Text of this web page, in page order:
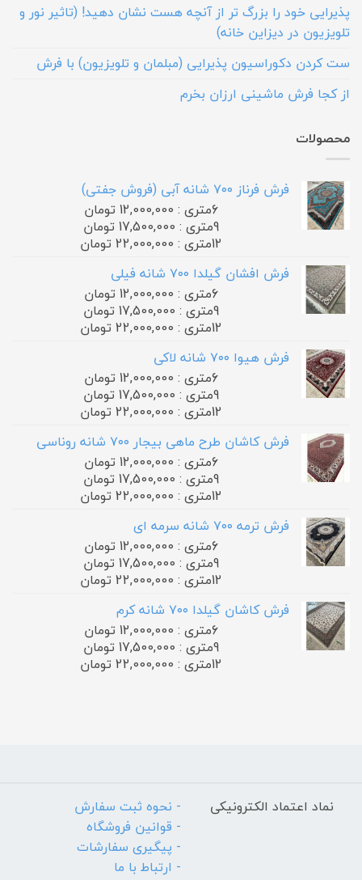
پذیرایی خود را بزرگ تر از آنچه هست نشان دهید! (تاثیر نور و
تلویزیون در دیزاین خانه)
ست کردن دکوراسیون پذیرایی (مبلمان و تلویزیون) با فرش
از کجا فرش ماشینی ارزان بخرم
محصولات
فرش فرناز ۷۰۰ شانه آبی (فروش جفتی)
6متری : 12,000,000 تومان
9متری : 17,500,000 تومان
12متری : 22,000,000 تومان
فرش افشان گیلدا ۷۰۰ شانه فیلی
6متری : 12,000,000 تومان
9متری : 17,500,000 تومان
12متری : 22,000,000 تومان
فرش هیوا ۷۰۰ شانه لاکی
6متری : 12,000,000 تومان
9متری : 17,500,000 تومان
12متری : 22,000,000 تومان
فرش کاشان طرح ماهی بیجار ۷۰۰ شانه روناسی
6متری : 12,000,000 تومان
9متری : 17,500,000 تومان
12متری : 22,000,000 تومان
فرش ترمه ۷۰۰ شانه سرمه ای
6متری : 12,000,000 تومان
9متری : 17,500,000 تومان
12متری : 22,000,000 تومان
فرش کاشان گیلدا ۷۰۰ شانه کرم
6متری : 12,000,000 تومان
9متری : 17,500,000 تومان
12متری : 22,000,000 تومان
نماد اعتماد الکترونیکی
- نحوه ثبت سفارش
- قوانین فروشگاه
- پیگیری سفارشات
- ارتباط با ما